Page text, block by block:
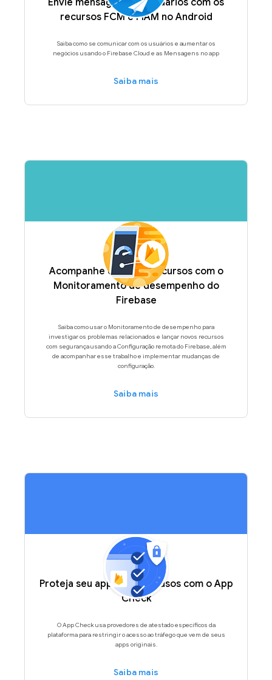
Envie mensagens aos usuários com os
recursos FCM e FIAM no Android
Saiba como se comunicar com os usuários e aumentar os
negócios usando o Firebase Cloud e as Mensagens no app
Saiba mais
Acompanhe os novos recursos com o
Monitoramento de desempenho do
Firebase
Saiba como usar o Monitoramento de desempenho para
investigar os problemas relacionados e lançar novos recursos
com segurança usando a Configuração remota do Firebase, além
de acompanhar esse trabalho e implementar mudanças de
configuração.
Saiba mais
Proteja seu app contra abusos com o App
Check
O App Check usa provedores de atestado específicos da
plataforma para restringir o acesso ao tráfego que vem de seus
apps originais.
Saiba mais